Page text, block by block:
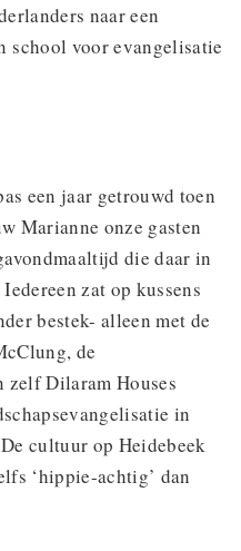
naar een
school voor evangelisatie
een jaar getrouwd toen
Marianne onze gasten
die daar in
zat op kussens
bestek- alleen met de
de
zelf Dilaram Houses
in
cultuur op Heidebeek
‘hippie-achtig’ dan